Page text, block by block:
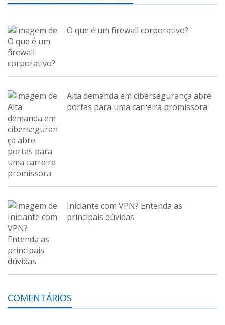
O que é um firewall corporativo?
Alta demanda em cibersegurança abre
portas para uma carreira promissora
Iniciante com VPN? Entenda as
principais dúvidas
COMENTÁRIOS